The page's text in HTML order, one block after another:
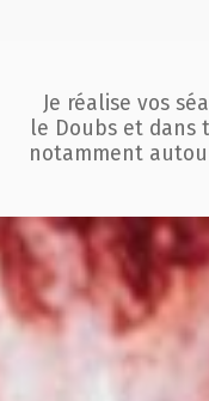
Je réalise vos
le Doubs et dans
notamment